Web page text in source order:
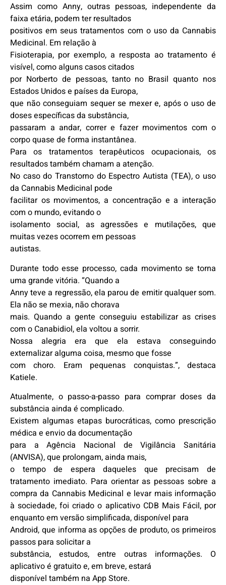
Assim como Anny, outras pessoas, independente da
faixa etária, podem ter resultados
positivos em seus tratamentos com o uso da Cannabis
Medicinal. Em relação à
Fisioterapia, por exemplo, a resposta ao tratamento é
visível, como alguns casos citados
por Norberto de pessoas, tanto no Brasil quanto nos
Estados Unidos e países da Europa,
que não conseguiam sequer se mexer e, após o uso de
doses específicas da substância,
passaram a andar, correr e fazer movimentos com o
corpo quase de forma instantânea.
Para os tratamentos terapêuticos ocupacionais, os
resultados também chamam a atenção.
No caso do Transtorno do Espectro Autista (TEA), o uso
da Cannabis Medicinal pode
facilitar os movimentos, a concentração e a interação
com o mundo, evitando o
isolamento social, as agressões e mutilações, que
muitas vezes ocorrem em pessoas
autistas.
Durante todo esse processo, cada movimento se torna
uma grande vitória. “Quando a
Anny teve a regressão, ela parou de emitir qualquer som.
Ela não se mexia, não chorava
mais. Quando a gente conseguiu estabilizar as crises
com o Canabidiol, ela voltou a sorrir.
Nossa alegria era que ela estava conseguindo
externalizar alguma coisa, mesmo que fosse
com choro. Eram pequenas conquistas.”, destaca
Katiele.
Atualmente, o passo-a-passo para comprar doses da
substância ainda é complicado.
Existem algumas etapas burocráticas, como prescrição
médica e envio da documentação
para a Agência Nacional de Vigilância Sanitária
(ANVISA), que prolongam, ainda mais,
o tempo de espera daqueles que precisam de
tratamento imediato. Para orientar as pessoas sobre a
compra da Cannabis Medicinal e levar mais informação
à sociedade, foi criado o aplicativo CDB Mais Fácil, por
enquanto em versão simplificada, disponível para
Android, que informa as opções de produto, os primeiros
passos para solicitar a
substância, estudos, entre outras informações. O
aplicativo é gratuito e, em breve, estará
disponível também na App Store.